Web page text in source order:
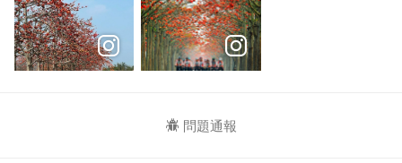
問題通報